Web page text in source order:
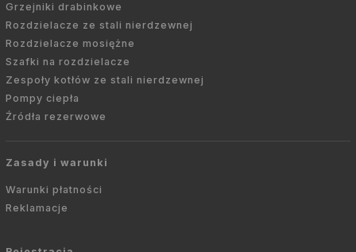
Grzejniki drabinkowe
Rozdzielacze ze stali nierdzewnej
Rozdzielacze mosiężne
Szafki na rozdzielacze
Zespoły kotłów ze stali nierdzewnej
Pompy ciepła
Źródła rezerwowe
Zasady i warunki
Warunki płatności
Reklamacje